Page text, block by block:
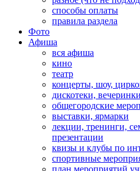
способы оплаты
правила раздела
Фото
Афиша
вся афиша
кино
театр
концерты, шоу,
дискотеки, вечеринки
общегородские
выставки, ярмарки
лекции, тренинги,
презентации
квизы и клубы по
спортивные
план мероприятий